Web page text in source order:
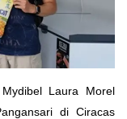
Laura Morel
di Ciracas